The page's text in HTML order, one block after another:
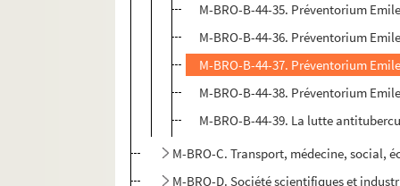
M-BRO-B-44-35. Préventorium
M-BRO-B-44-36. Préventorium
M-BRO-B-44-37. Préventorium
M-BRO-B-44-38. Préventorium
M-BRO-B-44-39. La lutte
M-BRO-C. Transport, médecine, social,
M-BRO-D. Société scientifiques et